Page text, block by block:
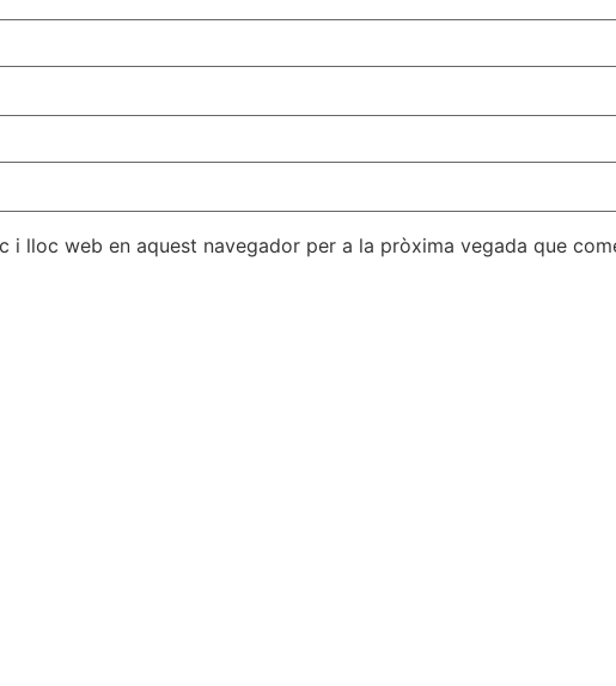
i lloc web en aquest navegador per a la pròxima vegada que